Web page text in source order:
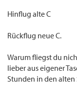
Hinflug alte C
Rückflug neue C.
Warum fliegst du
lieber aus eigener
Stunden in den alten